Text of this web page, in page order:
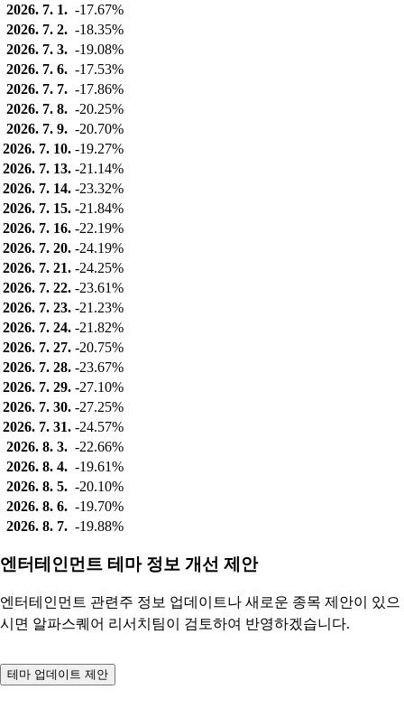
2026. 7. 1. -17.67%
2026. 7. 2. -18.35%
2026. 7. 3. -19.08%
2026. 7. 6. -17.53%
2026. 7. 7. -17.86%
2026. 7. 8. -20.25%
2026. 7. 9. -20.70%
2026. 7. 10. -19.27%
2026. 7. 13. -21.14%
2026. 7. 14. -23.32%
2026. 7. 15. -21.84%
2026. 7. 16. -22.19%
2026. 7. 20. -24.19%
2026. 7. 21. -24.25%
2026. 7. 22. -23.61%
2026. 7. 23. -21.23%
2026. 7. 24. -21.82%
2026. 7. 27. -20.75%
2026. 7. 28. -23.67%
2026. 7. 29. -27.10%
2026. 7. 30. -27.25%
2026. 7. 31. -24.57%
2026. 8. 3. -22.66%
2026. 8. 4. -19.61%
2026. 8. 5. -20.10%
2026. 8. 6. -19.70%
2026. 8. 7. -19.88%
엔터테인먼트 테마 정보 개선 제안
엔터테인먼트 관련주 정보 업데이트나 새로운 종목 제안이 있으
시면 알파스퀘어 리서치팀이 검토하여 반영하겠습니다.
테마 업데이트 제안